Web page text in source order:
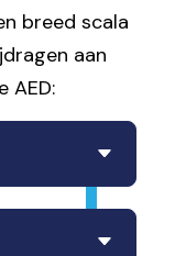
breed scala
aan
AED: